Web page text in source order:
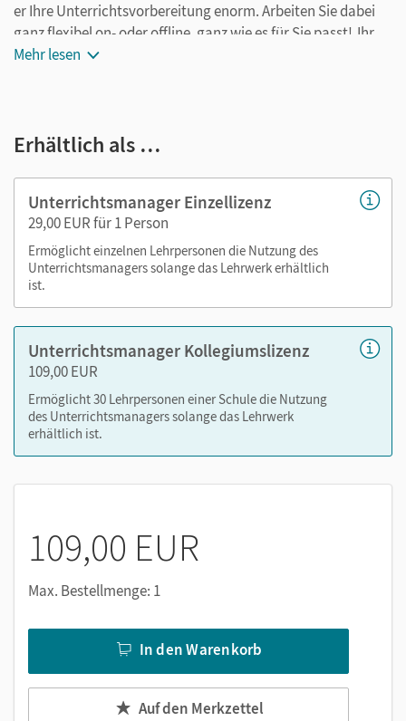
er Ihre Unterrichtsvorbereitung enorm. Arbeiten Sie dabei
ganz flexibel on- oder offline, ganz wie es für Sie passt! Ihr
Unterrichtsmanager enthält:
didaktische Hinweise
Lösungen
Beobachtungsbögen
editierbare Kopiervorlagen
Nutzen Sie den Unterrichtsmanager auf lernen.cornelsen.de
oder über die Cornelsen Lernen App.
Mehr lesen
Erhältlich als …
Unterrichtsmanager Einzellizenz
29,00 EUR für 1 Person
Ermöglicht einzelnen Lehrpersonen die Nutzung des
Unterrichtsmanagers solange das Lehrwerk erhältlich
ist.
Unterrichtsmanager Kollegiumslizenz
109,00 EUR
Ermöglicht 30 Lehrpersonen einer Schule die Nutzung
des Unterrichtsmanagers solange das Lehrwerk
erhältlich ist.
109,00 EUR
Max. Bestellmenge: 1
In den Warenkorb
Auf den Merkzettel